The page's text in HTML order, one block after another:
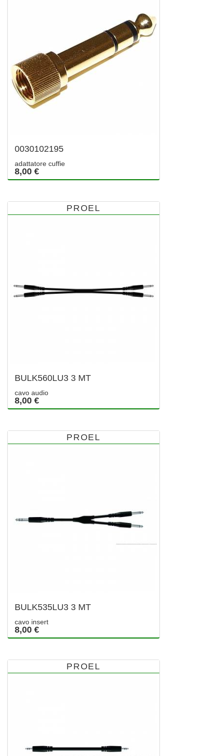
0030102195
adattatore cuffie
8,00 €
PROEL
BULK560LU3 3 MT
cavo audio
8,00 €
PROEL
BULK535LU3 3 MT
cavo insert
8,00 €
PROEL